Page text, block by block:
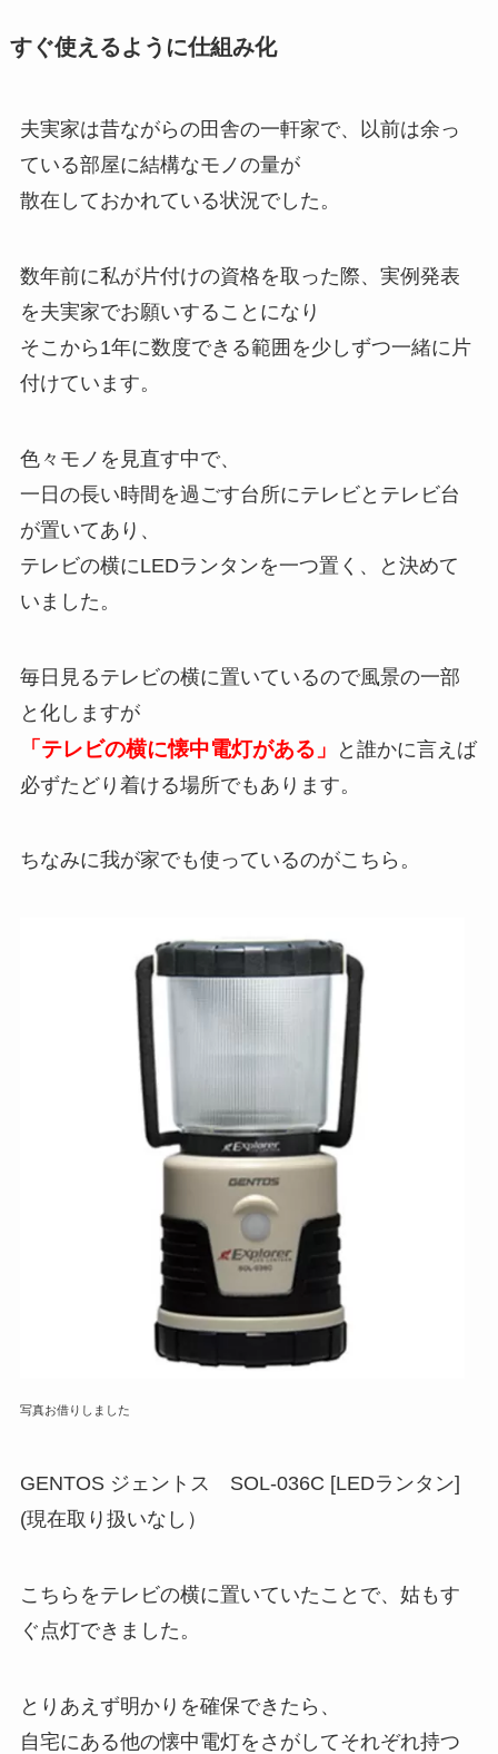
すぐ使えるように仕組み化
夫実家は昔ながらの田舎の一軒家で、以前は余っ
ている部屋に結構なモノの量が
散在しておかれている状況でした。
数年前に私が片付けの資格を取った際、実例発表
を夫実家でお願いすることになり
そこから1年に数度できる範囲を少しずつ一緒に片
付けています。
色々モノを見直す中で、
一日の長い時間を過ごす台所にテレビとテレビ台
が置いてあり、
テレビの横にLEDランタンを一つ置く、と決めて
いました 。
毎日見るテレビの横に置いているので風景の一部
と化しますが
「テレビの横に懐中電灯がある」
と誰かに言えば
必ずたどり着ける場所でもあります。
ちなみに我が家でも使っているのがこちら。
写真お借りしました
GENTOS ジェントス SOL-036C [LEDランタン]
(現在取り扱いなし）
こちらをテレビの横に置いていたことで、姑もす
ぐ点灯できました。
とりあえず明かりを確保できたら、
自宅にある他の懐中電灯をさがしてそれぞれ持つ